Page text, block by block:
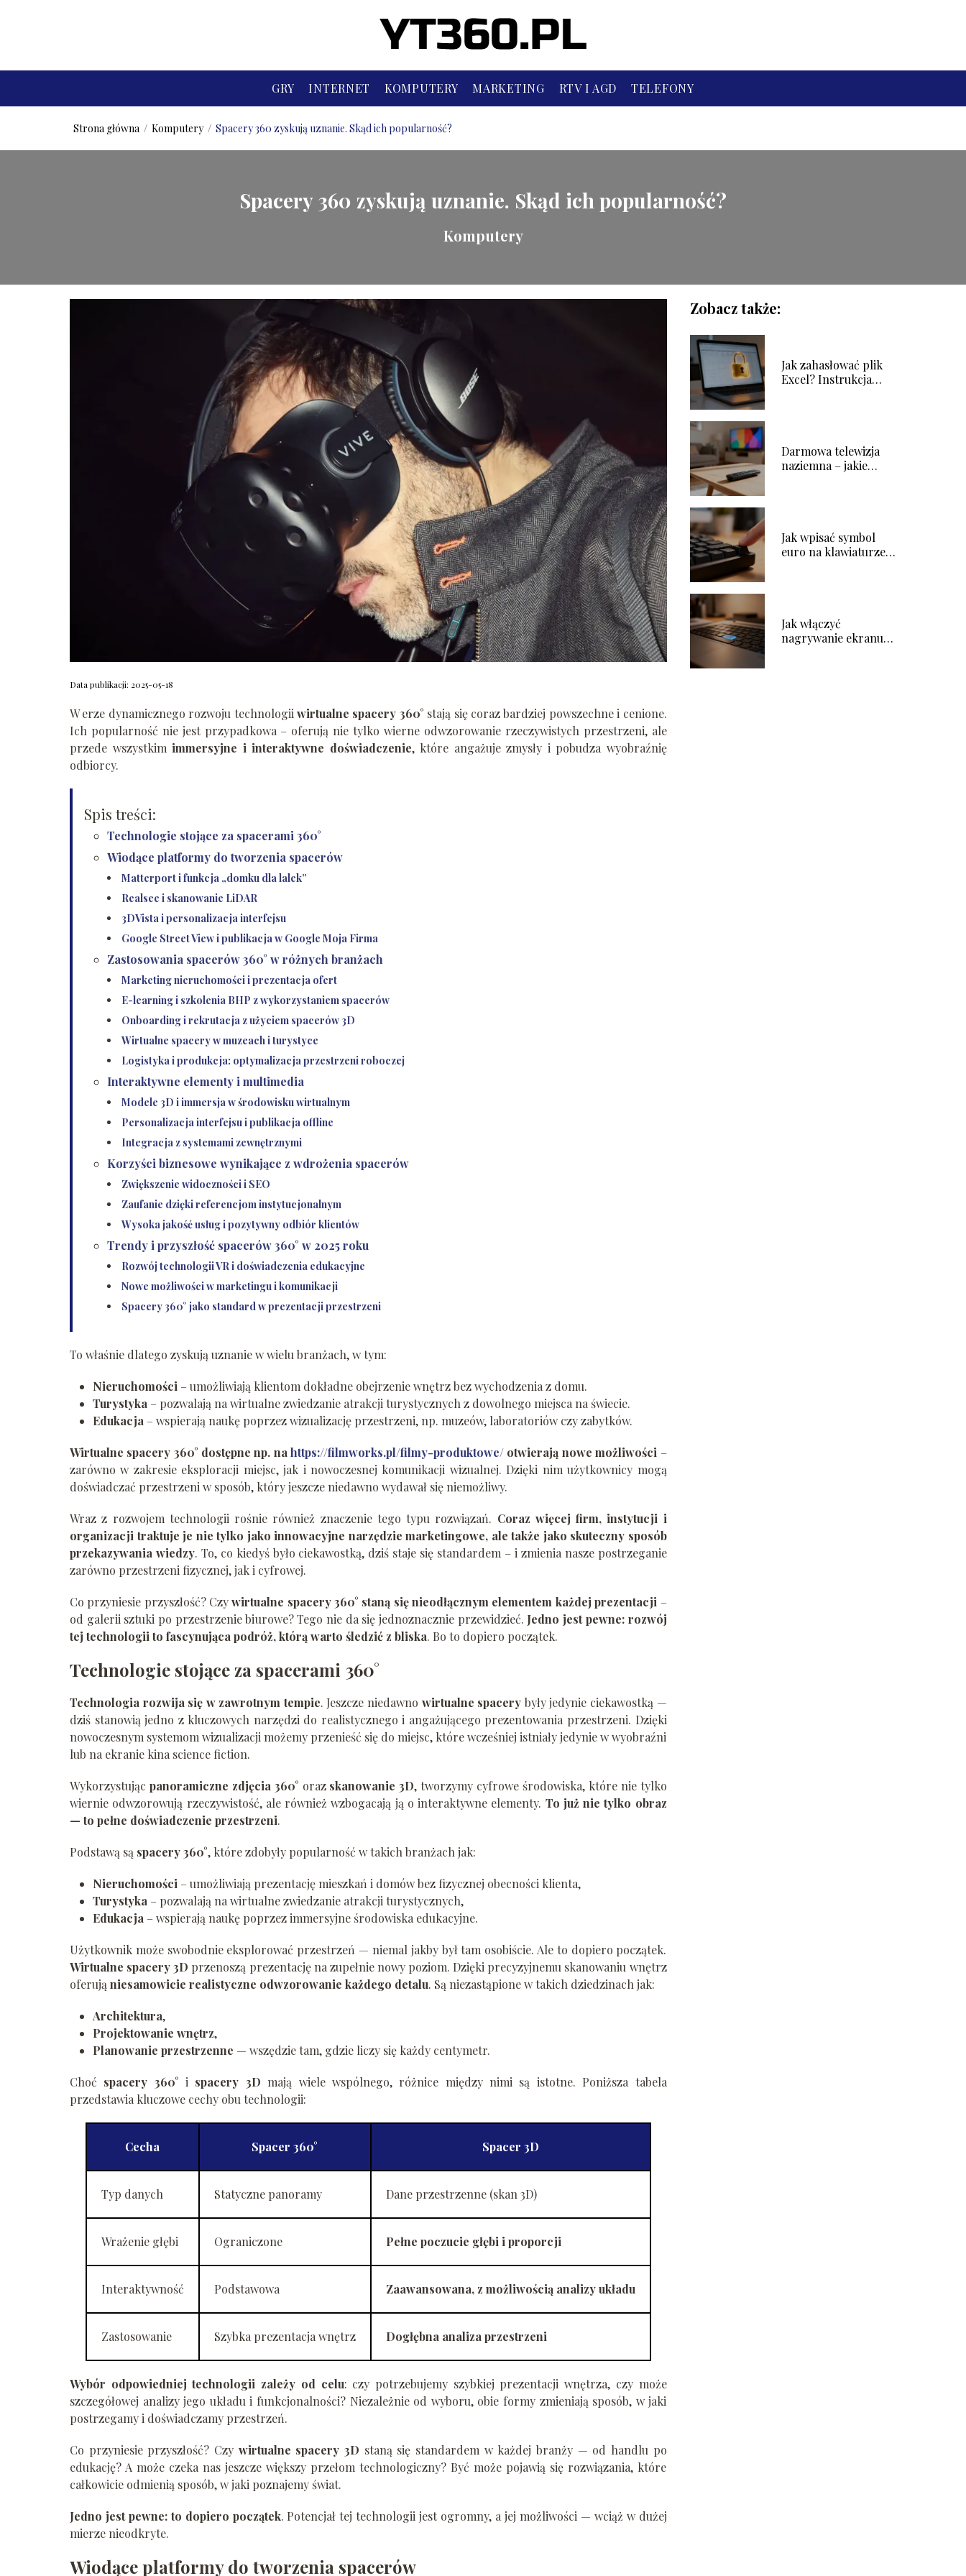
GRY INTERNET KOMPUTERY MARKETING RTV I AGD TELEFONY
Strona główna / Komputery / Spacery 360 zyskują uznanie. Skąd ich popularność?
Spacery 360 zyskują uznanie. Skąd ich popularność?
Komputery
Data publikacji: 2025-05-18
W erze dynamicznego rozwoju technologiiwirtualne spacery 360° stają się coraz bardziej powszechne i cenione.
Ich popularność nie jest przypadkowa – oferują nie tylko wierne odwzorowanie rzeczywistych przestrzeni, ale
przede wszystkim immersyjne i interaktywne doświadczenie, które angażuje zmysły i pobudza wyobraźnię
odbiorcy.
Spis treści:
Technologie stojące za spacerami 360°
Wiodące platformy do tworzenia spacerów
Matterport i funkcja „domku dla lalek”
Realsee i skanowanie LiDAR
3DVista i personalizacja interfejsu
Google Street View i publikacja w Google Moja Firma
Zastosowania spacerów 360° w różnych branżach
Marketing nieruchomości i prezentacja ofert
E-learning i szkolenia BHP z wykorzystaniem spacerów
Onboarding i rekrutacja z użyciem spacerów 3D
Wirtualne spacery w muzeach i turystyce
Logistyka i produkcja: optymalizacja przestrzeni roboczej
Interaktywne elementy i multimedia
Modele 3D i immersja w środowisku wirtualnym
Personalizacja interfejsu i publikacja offline
Integracja z systemami zewnętrznymi
Korzyści biznesowe wynikające z wdrożenia spacerów
Zwiększenie widoczności i SEO
Zaufanie dzięki referencjom instytucjonalnym
Wysoka jakość usług i pozytywny odbiór klientów
Trendy i przyszłość spacerów 360° w 2025 roku
Rozwój technologii VR i doświadczenia edukacyjne
Nowe możliwości w marketingu i komunikacji
Spacery 360° jako standard w prezentacji przestrzeni
To właśnie dlatego zyskują uznanie w wielu branżach, w tym:
Nieruchomości – umożliwiają klientom dokładne obejrzenie wnętrz bez wychodzenia z domu.
Turystyka – pozwalają na wirtualne zwiedzanie atrakcji turystycznych z dowolnego miejsca na świecie.
Edukacja – wspierają naukę poprzez wizualizację przestrzeni, np. muzeów, laboratoriów czy zabytków.
Wirtualne spacery 360° dostępne np. nahttps://filmworks.pl/filmy-produktowe/ otwierają nowe możliwości –
zarówno w zakresie eksploracji miejsc, jak i nowoczesnej komunikacji wizualnej. Dzięki nim użytkownicy mogą
doświadczać przestrzeni w sposób, który jeszcze niedawno wydawał się niemożliwy.
Wraz z rozwojem technologii rośnie również znaczenie tego typu rozwiązań. Coraz więcej firm, instytucji i
organizacji traktuje je nie tylko jako innowacyjne narzędzie marketingowe, ale także jako skuteczny sposób
przekazywania wiedzy. To, co kiedyś było ciekawostką, dziś staje się standardem – i zmienia nasze postrzeganie
zarówno przestrzeni fizycznej, jak i cyfrowej.
Co przyniesie przyszłość? Czywirtualne spacery 360° staną się nieodłącznym elementem każdej prezentacji –
od galerii sztuki po przestrzenie biurowe? Tego nie da się jednoznacznie przewidzieć. Jedno jest pewne: rozwój
tej technologii to fascynująca podróż, którą warto śledzić z bliska. Bo to dopiero początek.
Technologie stojące za spacerami 360°
Technologia rozwija się w zawrotnym tempie. Jeszcze niedawno wirtualne spacery były jedynie ciekawostką —
dziś stanowią jedno z kluczowych narzędzi do realistycznego i angażującego prezentowania przestrzeni. Dzięki
nowoczesnym systemom wizualizacji możemy przenieść się do miejsc, które wcześniej istniały jedynie w wyobraźni
lub na ekranie kina science fiction.
Wykorzystując panoramiczne zdjęcia 360° oraz skanowanie 3D, tworzymy cyfrowe środowiska, które nie tylko
wiernie odwzorowują rzeczywistość, ale również wzbogacają ją o interaktywne elementy. To już nie tylko obraz
— to pełne doświadczenie przestrzeni.
Podstawą są spacery 360°, które zdobyły popularność w takich branżach jak:
Nieruchomości – umożliwiają prezentację mieszkań i domów bez fizycznej obecności klienta,
Turystyka – pozwalają na wirtualne zwiedzanie atrakcji turystycznych,
Edukacja – wspierają naukę poprzez immersyjne środowiska edukacyjne.
Użytkownik może swobodnie eksplorować przestrzeń — niemal jakby był tam osobiście. Ale to dopiero początek.
Wirtualne spacery 3D przenoszą prezentację na zupełnie nowy poziom. Dzięki precyzyjnemu skanowaniu wnętrz
oferująniesamowicie realistyczne odwzorowanie każdego detalu. Są niezastąpione w takich dziedzinach jak:
Architektura,
Projektowanie wnętrz,
Planowanie przestrzenne — wszędzie tam, gdzie liczy się każdy centymetr.
Choć spacery 360° i spacery 3D mają wiele wspólnego, różnice między nimi są istotne. Poniższa tabela
przedstawia kluczowe cechy obu technologii:
Cecha Spacer 360° Spacer 3D
Typ danych Statyczne panoramy Dane przestrzenne (skan 3D)
Wrażenie głębi Ograniczone Pełne poczucie głębi i proporcji
Interaktywność Podstawowa Zaawansowana, z możliwością analizy układu
Zastosowanie Szybka prezentacja wnętrz Dogłębna analiza przestrzeni
Wybór odpowiedniej technologii zależy od celu: czy potrzebujemy szybkiej prezentacji wnętrza, czy może
szczegółowej analizy jego układu i funkcjonalności? Niezależnie od wyboru, obie formy zmieniają sposób, w jaki
postrzegamy i doświadczamy przestrzeń.
Co przyniesie przyszłość? Czy wirtualne spacery 3D staną się standardem w każdej branży — od handlu po
edukację? A może czeka nas jeszcze większy przełom technologiczny? Być może pojawią się rozwiązania, które
całkowicie odmienią sposób, w jaki poznajemy świat.
Jedno jest pewne: to dopiero początek. Potencjał tej technologii jest ogromny, a jej możliwości — wciąż w dużej
mierze nieodkryte.
Wiodące platformy do tworzenia spacerów
Zobacz także:
Jak zahasłować plik
Excel? Instrukcja
Darmowa telewizja
naziemna – jakie
Jak wpisać symbol
euro na klawiaturze?
Jak włączyć
nagrywanie ekranu